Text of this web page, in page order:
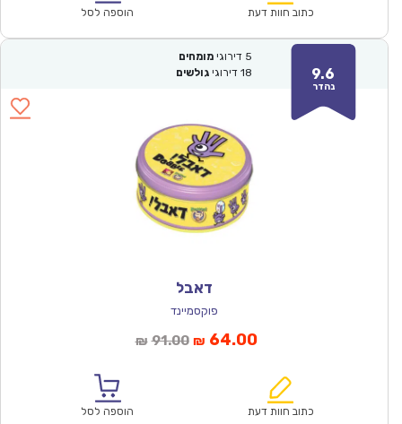
₪124.00.
כתוב חוות דעת הוספה לסל
9.6
נהדר
5 דירוגי מומחים
18 דירוגי גולשים
דאבל
פוקסמיינד
₪ 91.00המחיר
₪91.00.
₪ 64.00המחיר
הוא:
כתוב חוות דעת הוספה לסל